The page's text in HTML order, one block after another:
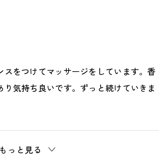
スをつけてマッサージをしています。香
り気持ち良いです。ずっと続けていきま
もっと見る